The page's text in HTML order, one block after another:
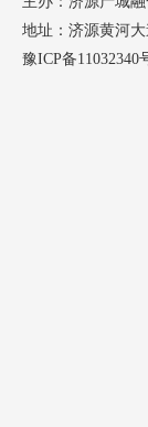
地址：济源黄河
豫ICP备11032340